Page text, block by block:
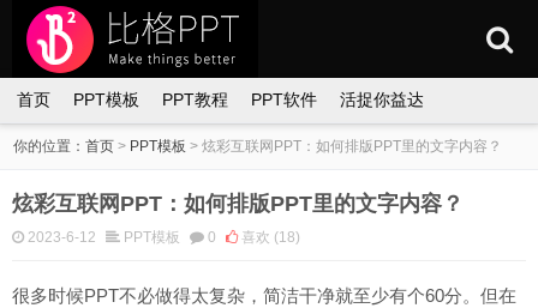
首页 PPT模板 PPT教程 PPT软件 活捉你益达
你的位置：首页 > PPT模板 > 炫彩互联网PPT：如何排版PPT里的文字内容？
炫彩互联网PPT：如何排版PPT里的文字内容？
2023-6-12 PPT模板 0 喜欢 (18)
很多时候PPT不必做得太复杂，简洁干净就至少有个60分。但在